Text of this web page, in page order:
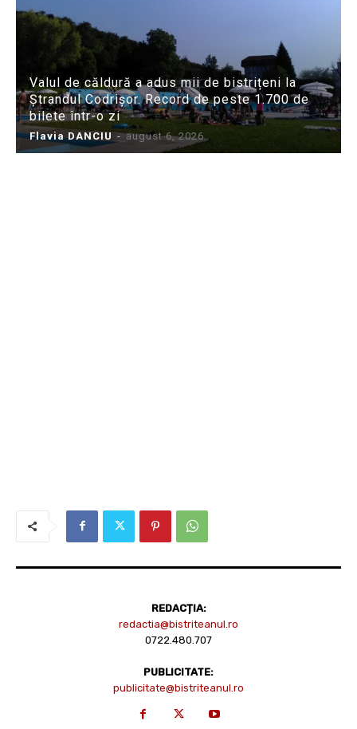
Valul de căldură a adus mii de bistrițeni la
Ștrandul Codrișor. Record de peste 1.700 de
bilete într-o zi
Flavia DANCIU - august 6, 2026
REDACȚIA:
redactia@bistriteanul.ro
0722.480.707
PUBLICITATE:
publicitate@bistriteanul.ro